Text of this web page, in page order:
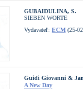
GUBAIDULINA, S.
SIEBEN WORTE
Vydavateľ: ECM (25-
Guidi Giovanni &
A New Day